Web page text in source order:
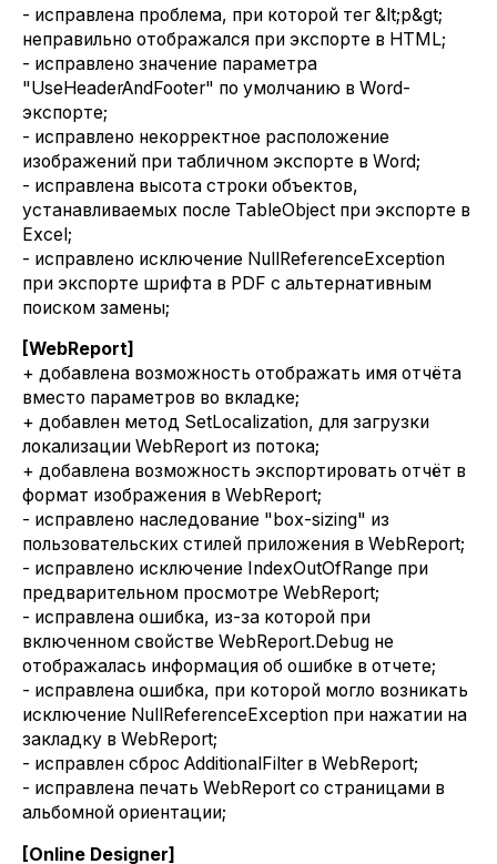
- исправлена проблема, при которой тег &lt;p&gt;
неправильно отображался при экспорте в HTML;
- исправлено значение параметра
"UseHeaderAndFooter" по умолчанию в Word-
экспорте;
- исправлено некорректное расположение
изображений при табличном экспорте в Word;
- исправлена высота строки объектов,
устанавливаемых после TableObject при экспорте в
Excel;
- исправлено исключение NullReferenceException
при экспорте шрифта в PDF с альтернативным
поиском замены;
[WebReport]
+ добавлена возможность отображать имя отчёта
вместо параметров во вкладке;
+ добавлен метод SetLocalization, для загрузки
локализации WebReport из потока;
+ добавлена возможность экспортировать отчёт в
формат изображения в WebReport;
- исправлено наследование "box-sizing" из
пользовательских стилей приложения в WebReport;
- исправлено исключение IndexOutOfRange при
предварительном просмотре WebReport;
- исправлена ошибка, из-за которой при
включенном свойстве WebReport.Debug не
отображалась информация об ошибке в отчете;
- исправлена ошибка, при которой могло возникать
исключение NullReferenceException при нажатии на
закладку в WebReport;
- исправлен сброс AdditionalFilter в WebReport;
- исправлена печать WebReport со страницами в
альбомной ориентации;
[Online Designer]